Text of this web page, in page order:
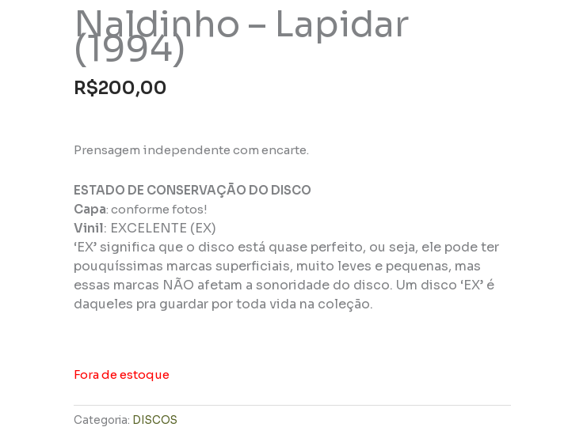
Naldinho – Lapidar
(1994)
R$200,00
Prensagem independente com encarte.
ESTADO DE CONSERVAÇÃO DO DISCO
Capa: conforme fotos!
Vinil: EXCELENTE (EX)
‘EX’ significa que o disco está quase perfeito, ou seja, ele pode ter
pouquíssimas marcas superficiais, muito leves e pequenas, mas
essas marcas NÃO afetam a sonoridade do disco. Um disco ‘EX’ é
daqueles pra guardar por toda vida na coleção.
Fora de estoque
Categoria: DISCOS